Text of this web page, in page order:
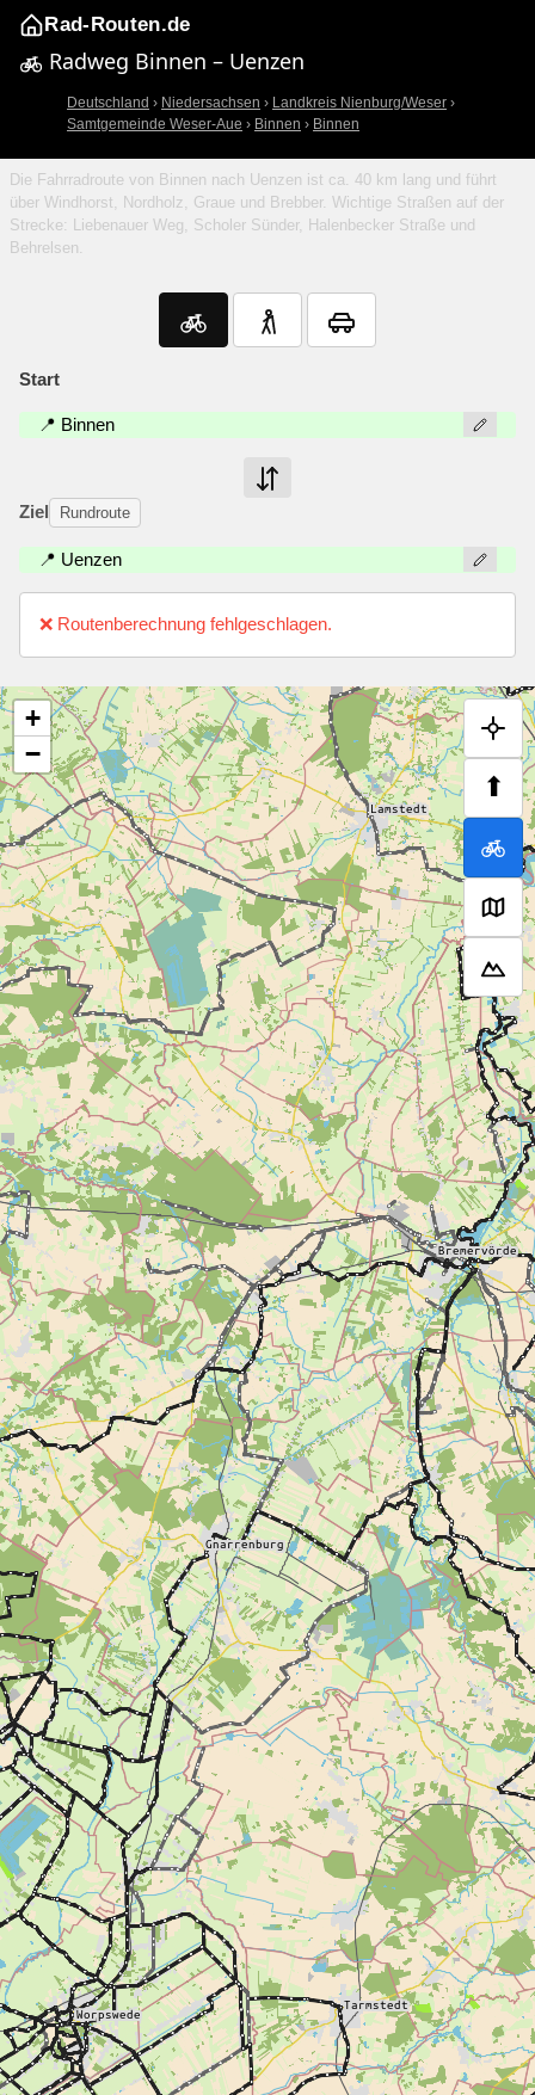
Rad-Routen.de
Radweg Binnen – Uenzen
Deutschland › Niedersachsen › Landkreis Nienburg/Weser ›
Samtgemeinde Weser-Aue › Binnen › Binnen
Die Fahrradroute von Binnen nach Uenzen ist ca. 40 km lang und führt
über Windhorst, Nordholz, Graue und Brebber. Wichtige Straßen auf der
Strecke: Liebenauer Weg, Scholer Sünder, Halenbecker Straße und
Behrelsen.
Start
📍 Binnen
Ziel Rundroute
📍 Uenzen
❌ Routenberechnung fehlgeschlagen.
⬆
+
−